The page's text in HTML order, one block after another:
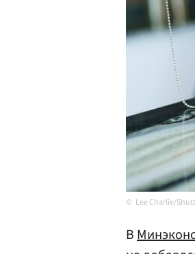
Lee Charlie/
В